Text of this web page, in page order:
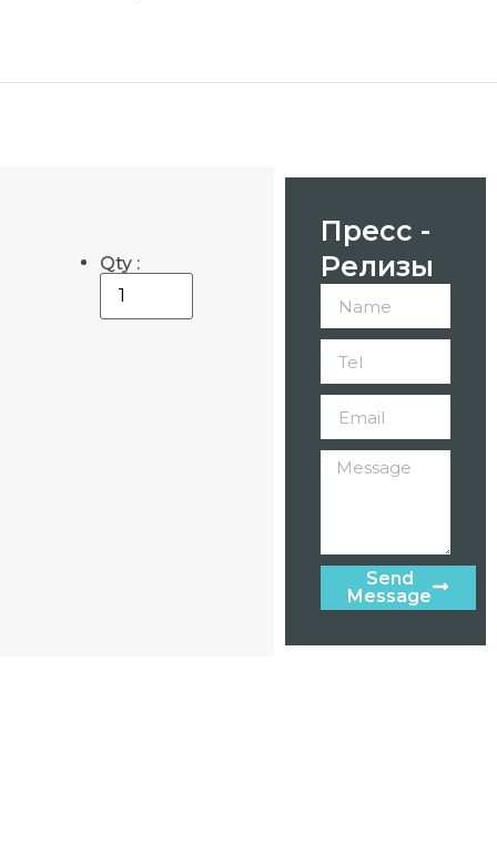
Qty :
Пресс -
Релизы
Send
Message